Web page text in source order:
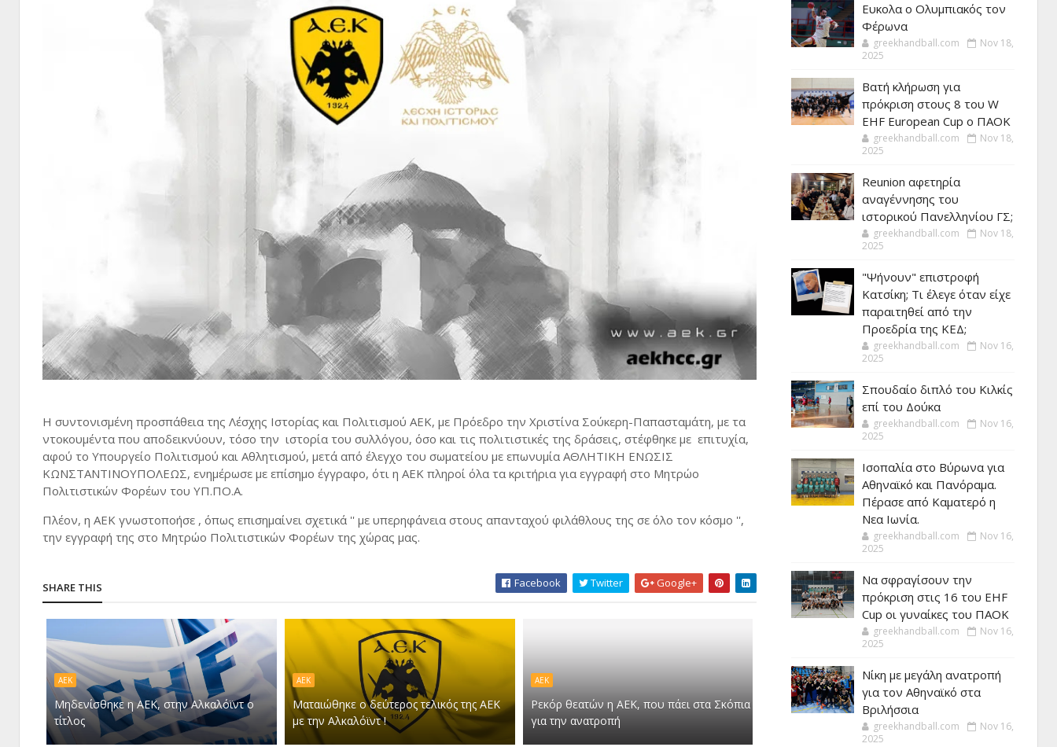
Η συντονισμένη προσπάθεια της Λέσχης Ιστορίας και Πολιτισμού ΑΕΚ, με Πρόεδρο την Χριστίνα Σούκερη-Παπασταμάτη, με τα
ντοκουμέντα που αποδεικνύουν, τόσο την ιστορία του συλλόγου, όσο και τις πολιτιστικές της δράσεις, στέφθηκε με επιτυχία,
αφού το Υπουργείο Πολιτισμού και Αθλητισμού, μετά από έλεγχο του σωματείου με επωνυμία ΑΘΛΗΤΙΚΗ ΕΝΩΣΙΣ
ΚΩΝΣΤΑΝΤΙΝΟΥΠΟΛΕΩΣ, ενημέρωσε με επίσημο έγγραφο, ότι η ΑΕΚ πληροί όλα τα κριτήρια για εγγραφή στο Μητρώο
Πολιτιστικών Φορέων του ΥΠ.ΠΟ.Α.
Πλέον, η ΑΕΚ γνωστοποήσε , όπως επισημαίνει σχετικά '' με υπερηφάνεια στους απανταχού φιλάθλους της σε όλο τον κόσμο '',
την εγγραφή της στο Μητρώο Πολιτιστικών Φορέων της χώρας μας.
SHARE THIS Facebook Twitter Google+
ΑΕΚ
Μηδενίσθηκε η ΑΕΚ, στην Αλκαλόϊντ ο
τίτλος
ΑΕΚ
Ματαιώθηκε ο δεύτερος τελικός της ΑΕΚ
με την Αλκαλόϊντ !
ΑΕΚ
Ρεκόρ θεατών η ΑΕΚ, που πάει στα Σκόπια
για την ανατροπή
Ευκολα ο Ολυμπιακός τον
Φέρωνα
greekhandball.com
Nov 18,
2025
Βατή κλήρωση για
πρόκριση στους 8 του W
EHF European Cup ο ΠΑΟΚ
greekhandball.com
Nov 18,
2025
Reunion αφετηρία
αναγέννησης του
ιστορικού Πανελληνίου ΓΣ;
greekhandball.com
Nov 18,
2025
"Ψήνουν" επιστροφή
Κατσίκη; Τι έλεγε όταν είχε
παραιτηθεί από την
Προεδρία της ΚΕΔ;
greekhandball.com
Nov 16,
2025
Σπουδαίο διπλό του Κιλκίς
επί του Δούκα
greekhandball.com
Nov 16,
2025
Ισοπαλία στο Βύρωνα για
Αθηναϊκό και Πανόραμα.
Πέρασε από Καματερό η
Νεα Ιωνία.
greekhandball.com
Nov 16,
2025
Να σφραγίσουν την
πρόκριση στις 16 του EHF
Cup οι γυναίκες του ΠΑΟΚ
greekhandball.com
Nov 16,
2025
Νίκη με μεγάλη ανατροπή
για τον Αθηναϊκό στα
Βριλήσσια
greekhandball.com
Nov 16,
2025